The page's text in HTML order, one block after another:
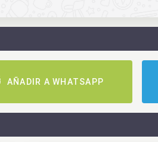
AÑADIR A WHATSAPP